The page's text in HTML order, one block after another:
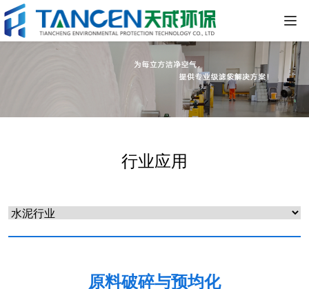
行业应用
原料破碎与预均化